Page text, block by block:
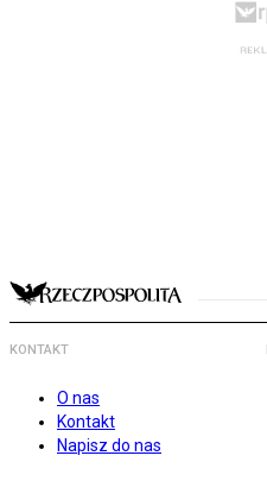
KONTAKT
O nas
Kontakt
Napisz do nas